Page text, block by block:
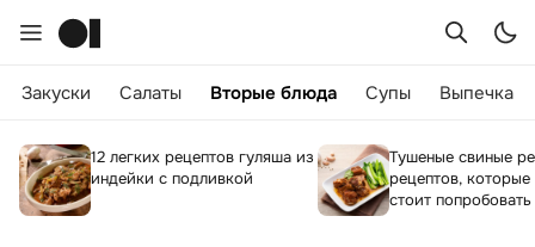
Закуски Салаты Вторые блюда Супы Выпечка
12 легких рецептов гуляша из
индейки с подливкой
Тушеные свиные
рецептов, которые
стоит попробовать